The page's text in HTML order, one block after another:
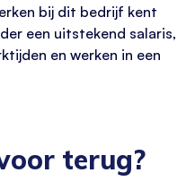
bij dit bedrijf kent
een uitstekend salaris,
en werken in een
terug?